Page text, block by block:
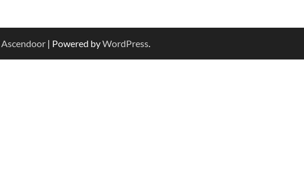
Ascendoor | Powered byWordPress.